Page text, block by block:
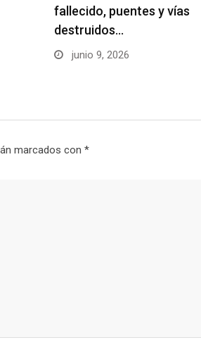
fallecido, puentes y vías
destruidos…
junio 9, 2026
marcados con *